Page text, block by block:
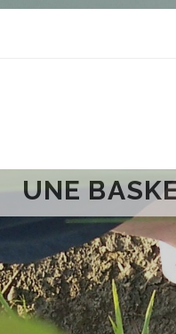
UNE